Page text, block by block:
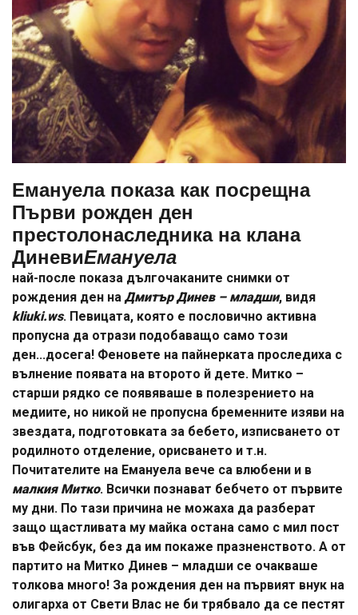
Емануела показа как посрещна
Първи рожден ден
престолонаследника на клана
ДиневиЕмануела
най-после показа дългочаканите снимки от
рождения ден на Дмитър Динев – младши, видя
kliuki.ws. Певицата, която е пословично активна
пропусна да отрази подобаващо само този
ден...досега! Феновете на пайнерката проследиха с
вълнение появата на второто й дете. Митко –
старши рядко се появяваше в полезрението на
медиите, но никой не пропусна бременните изяви на
звездата, подготовката за бебето, изписването от
родилното отделение, орисването и т.н.
Почитателите на Емануела вече са влюбени и в
малкия Митко. Всички познават бебчето от първите
му дни. По тази причина не можаха да разберат
защо щастливата му майка остана само с мил пост
във Фейсбук, без да им покаже празненството. А от
партито на Митко Динев – младши се очакваше
толкова много! За рождения ден на първият внук на
олигарха от Свети Влас не би трябвало да се пестят